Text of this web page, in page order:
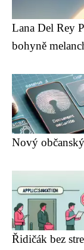
Lana Del Rey
bohyně
Nový
Řidičák bez